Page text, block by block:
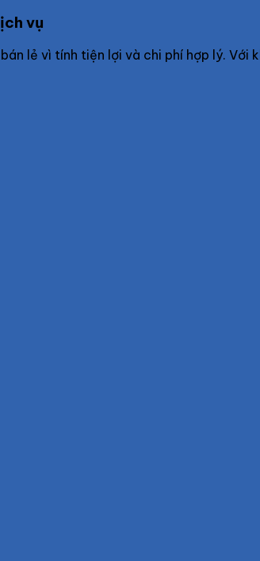
vụ
lẻ vì tính tiện lợi và chi phí hợp lý.